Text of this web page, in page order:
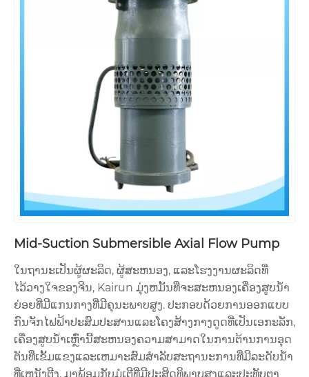
Mid-Suction Submersible Axial Flow Pump
ໃນຖານະເປັນຜູ້ຜະລິດ, ຜູ້ສະຫນອງ, ແລະໂຮງງານຜະລິດທີ່
ໄວ້ວາງໃຈຂອງຈີນ, Kairun ມຸ່ງຫມັ້ນທີ່ຈະສະຫນອງເຄື່ອງສູບນ້ໍາ
ຍ່ອຍທີ່ມີແກນກາງທີ່ມີຄຸນະພາບສູງ. ປະກອບດ້ວຍການອອກແບບ
ກົນຈັກໄຟຟ້າປະສົມປະສານແລະໂຄງສ້າງກາງດູດທີ່ເປັນເອກະລັກ,
ເຄື່ອງສູບນ້ໍາເຫຼົ່ານີ້ສະຫນອງຄວາມສາມາດໃນການຕ້ານການອຸດ
ຕັນທີ່ເຂັ້ມແຂງແລະເຫມາະສົມສໍາລັບສະຖານະການທີ່ມີລະດັບນ້ໍາ
ທີ່ເຫນັງຕີງ. ມາພ້ອມກັບມໍເຕີທີ່ມີປະສິດທິພາບສູງແລະປະທັບຕາ